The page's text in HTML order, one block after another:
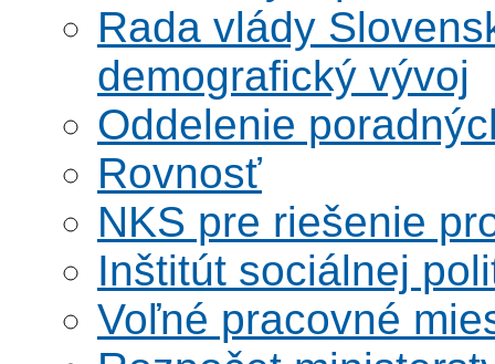
Rada vlády
demografický vývoj
Oddelenie
Rovnosť
NKS pre riešenie
Inštitút sociálnej
Voľné pracovné